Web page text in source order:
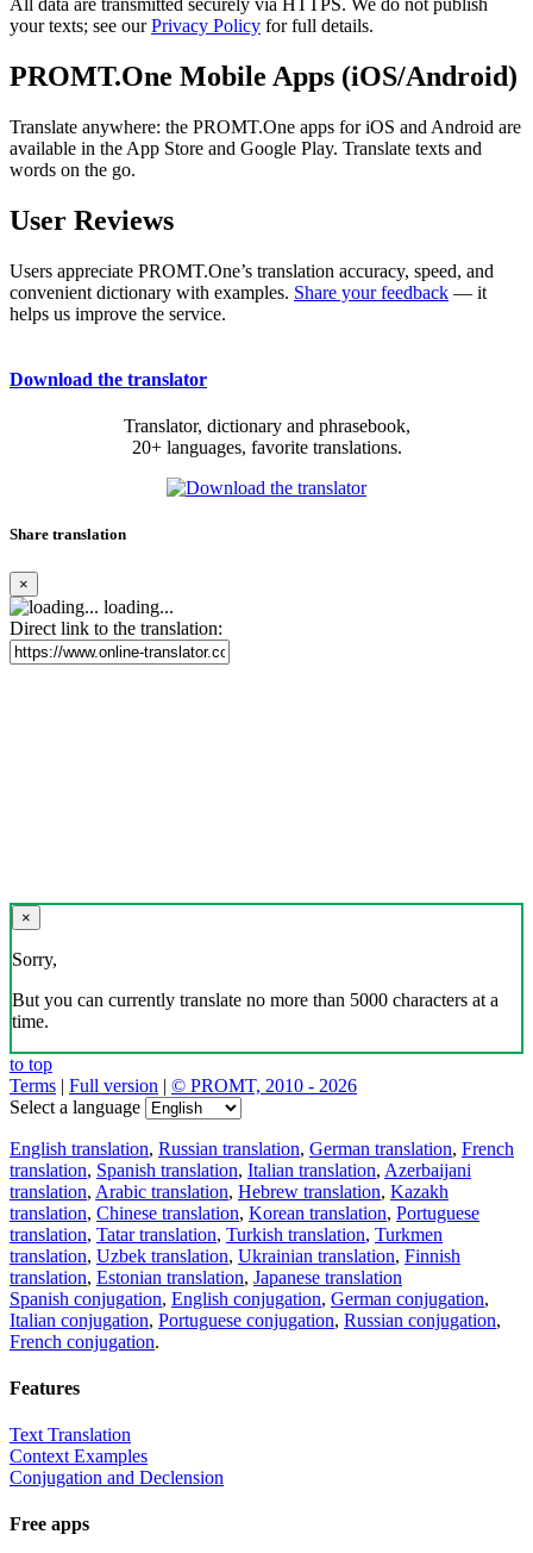
All data are transmitted securely via HTTPS. We do not publish
your texts; see ourPrivacy Policy for full details.
PROMT.One Mobile Apps (iOS/Android)
Translate anywhere: the PROMT.One apps for iOS and Android are
available in the App Store and Google Play. Translate texts and
words on the go.
User Reviews
Users appreciate PROMT.One’s translation accuracy, speed, and
convenient dictionary with examples. Share your feedback — it
helps us improve the service.
Download the translator
Translator, dictionary and phrasebook,
20+ languages, favorite translations.
Share translation
×
loading...
Direct link to the translation:
×
Sorry,
But you can currently translate no more than 5000 characters at a
time.
to top
Terms | Full version | © PROMT, 2010 - 2026
Select a language
English translation, Russian translation, German translation, French
translation, Spanish translation, Italian translation, Azerbaijani
translation, Arabic translation, Hebrew translation, Kazakh
translation, Chinese translation, Korean translation, Portuguese
translation, Tatar translation, Turkish translation, Turkmen
translation, Uzbek translation, Ukrainian translation, Finnish
translation, Estonian translation, Japanese translation
Spanish conjugation, English conjugation, German conjugation,
Italian conjugation, Portuguese conjugation, Russian conjugation,
French conjugation.
Features
Text Translation
Context Examples
Conjugation and Declension
Free apps